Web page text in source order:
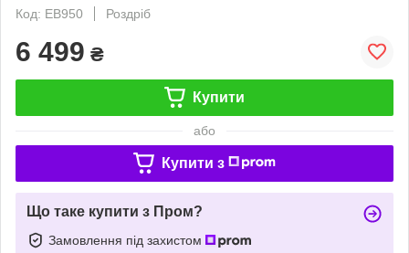
Код: EB950
Роздріб
6 499 ₴
Купити
або
Купити з
Що таке купити з Пром?
Замовлення під захистом